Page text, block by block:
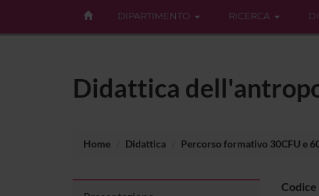
DIPARTIMENTO RICERCA
Didattica
Home Didattica Percorso formativo 30CFU e